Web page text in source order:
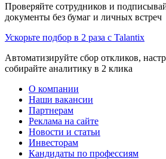
Проверяйте сотрудников и
документы без бумаг и личных встреч
Ускорьте подбор в 2 раза с Talantix
Автоматизируйте сбор откликов,
собирайте аналитику в 2 клика
О компании
Наши вакансии
Партнерам
Реклама на сайте
Новости и статьи
Инвесторам
Кандидаты по профессиям